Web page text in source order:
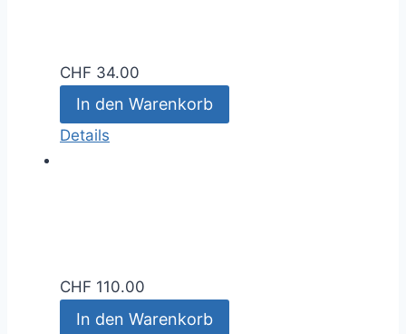
CHF 34.00
In den Warenkorb
Details
CHF 110.00
In den Warenkorb